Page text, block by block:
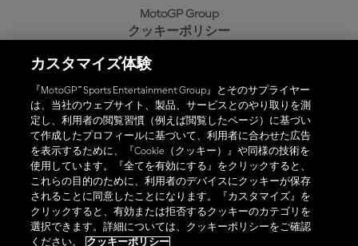
MotoGP Group
クッキーポリシー
プライバシーポリシー
購入ポリシー
オフィシャルアプリ
© 2026 MotoGP Sports Entertainment Group. 全著作権所有。全ての
カスタマイズ体験
『MotoGP™ Sports Entertainment Group』とそのサプライヤー
は、当社のウェブサイト、製品、サービスとのやり取りを測
定し、利用者の閲覧習慣（例えば閲覧したページ）に基づい
て作成したプロフィールに基づいて、利用者に合わせた広告
を表示するために、『Cookie（クッキー）』や同様の技術を
使用しています。『全てを有効にする』をクリックすると、
これらの目的のために、利用者のデバイスにクッキーが保存
されることに同意したことになります。『カスタマイズ』を
クリックすると、有効または拒否するクッキーのカテゴリを
選択できます。詳細については、クッキーポリシーをご確認
ください。
クッキーポリシー